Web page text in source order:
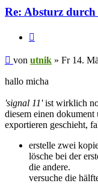
Re: Absturz durch
Beitrag
von utnik » Fr 14.
hallo micha
'signal 11'ist wirklich
diesem einen
exportieren geschieht,
erstelle zwei
lösche bei der
die andere.
versuche die